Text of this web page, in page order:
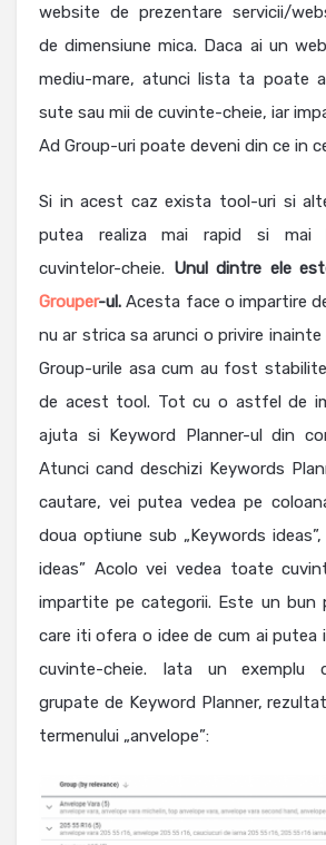
website de prezentare servicii/
de dimensiune mica. Daca ai un
mediu-mare, atunci lista ta poate
sute sau mii de cuvinte-cheie, iar
Ad Group-uri poate deveni din ce in
Si in acest caz exista tool-uri si
putea realiza mai rapid si mai
cuvintelor-cheie. Unul dintre ele
Grouper-ul. Acesta face o impartire
nu ar strica sa arunci o privire
Group-urile asa cum au fost
de acest tool. Tot cu o astfel de
ajuta si Keyword Planner-ul din
Atunci cand deschizi Keywords
cautare, vei putea vedea pe
doua optiune sub „Keywords
ideas” Acolo vei vedea toate
impartite pe categorii. Este un bun
care iti ofera o idee de cum ai
cuvinte-cheie. Iata un exemplu
grupate de Keyword Planner,
termenului „anvelope”: